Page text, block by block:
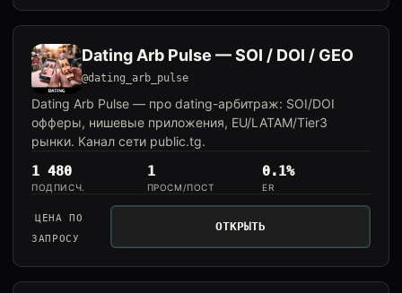
Dating Arb Pulse — SOI / DOI / GEO
@dating_arb_pulse
Dating Arb Pulse — про dating-арбитраж: SOI/DOI
офферы, нишевые приложения, EU/LATAM/Tier3
рынки. Канал сети public.tg.
1 480
ПОДПИСЧ.
1
ПРОСМ/ПОСТ
0.1%
ER
ЦЕНА ПО
ЗАПРОСУ
ОТКРЫТЬ